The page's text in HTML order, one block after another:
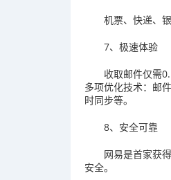
机票、快递、
7、极速体验
收取邮件仅需
多项优化技术：邮
时同步等。
8、安全可靠
网易是首家获
安全。